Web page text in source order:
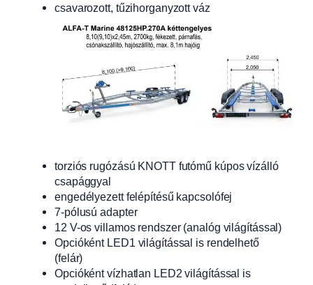
csavarozott, tűzihorganyzott váz
torziós rugózású KNOTT futómű kúpos vízálló
csapággyal
engedélyezett felépítésű kapcsolófej
7-pólusú adapter
12 V-os villamos rendszer (analóg világítással)
Opcióként LED1 világítással is rendelhető
(felár)
Opcióként vízhatlan LED2 világítással is